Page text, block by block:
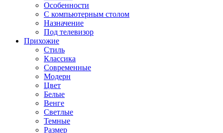
Особенности
С компьютерным столом
Назначение
Под телевизор
Прихожие
Стиль
Классика
Современные
Модерн
Цвет
Белые
Венге
Светлые
Темные
Размер